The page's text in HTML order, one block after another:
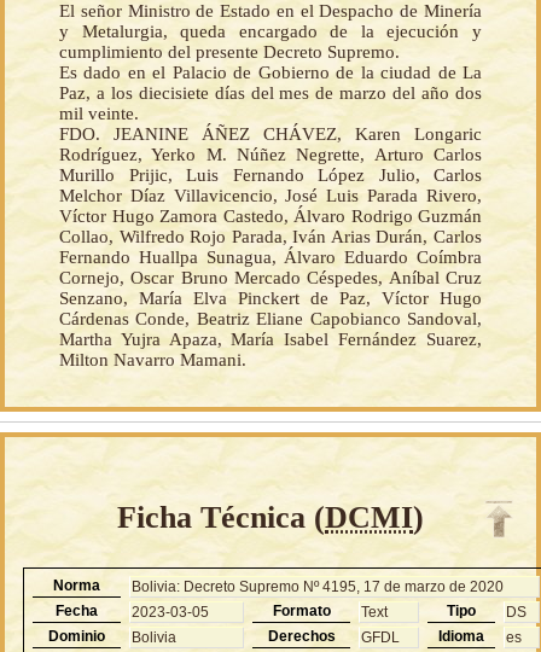
El señor Ministro de Estado en el Despacho de Minería
y Metalurgia, queda encargado de la ejecución y
cumplimiento del presente Decreto Supremo.
Es dado en el Palacio de Gobierno de la ciudad de La
Paz, a los diecisiete días del mes de marzo del año dos
mil veinte.
FDO. JEANINE ÁÑEZ CHÁVEZ, Karen Longaric
Rodríguez, Yerko M. Núñez Negrette, Arturo Carlos
Murillo Prijic, Luis Fernando López Julio, Carlos
Melchor Díaz Villavicencio, José Luis Parada Rivero,
Víctor Hugo Zamora Castedo, Álvaro Rodrigo Guzmán
Collao, Wilfredo Rojo Parada, Iván Arias Durán, Carlos
Fernando Huallpa Sunagua, Álvaro Eduardo Coímbra
Cornejo, Oscar Bruno Mercado Céspedes, Aníbal Cruz
Senzano, María Elva Pinckert de Paz, Víctor Hugo
Cárdenas Conde, Beatriz Eliane Capobianco Sandoval,
Martha Yujra Apaza, María Isabel Fernández Suarez,
Milton Navarro Mamani.
Ficha Técnica (DCMI)
Norma
Bolivia: Decreto Supremo Nº 4195, 17 de marzo de 2020
Fecha
2023-03-05 Formato Text Tipo
DS
Dominio
Bolivia Derechos GFDL Idioma es